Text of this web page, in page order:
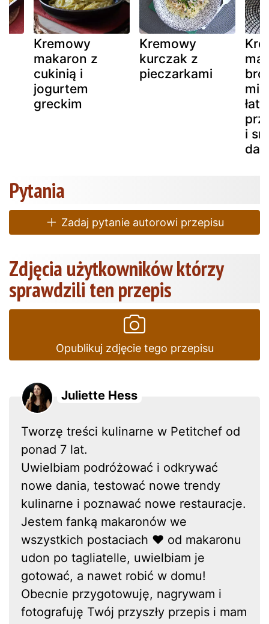
Kremowy
makaron z
cukinią i
jogurtem
greckim
Kremowy
kurczak z
pieczarkami
i
Pytania
Zadaj pytanie autorowi przepisu
Zdjęcia użytkowników którzy
sprawdzili ten przepis
Opublikuj zdjęcie tego przepisu
Juliette Hess
Tworzę treści kulinarne w Petitchef od
ponad 7 lat.
Uwielbiam podróżować i odkrywać
nowe dania, testować nowe trendy
kulinarne i poznawać nowe restauracje.
Jestem fanką makaronów we
wszystkich postaciach ❤ od makaronu
udon po tagliatelle, uwielbiam je
gotować, a nawet robić w domu!
Obecnie przygotowuję, nagrywam i
fotografuję Twój przyszły przepis i mam